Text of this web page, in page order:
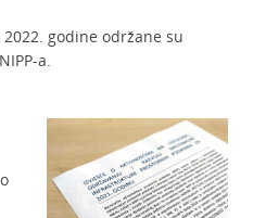
godine održane su
a.